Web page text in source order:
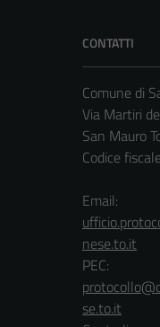
CONTATTI
Comune di
Via Martiri
San Mauro
Codice
Email:
nese.to.it
PEC:
se.to.it